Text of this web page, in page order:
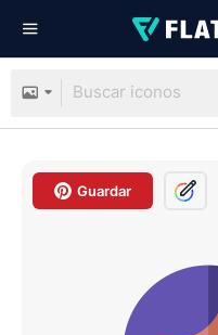
Guardar